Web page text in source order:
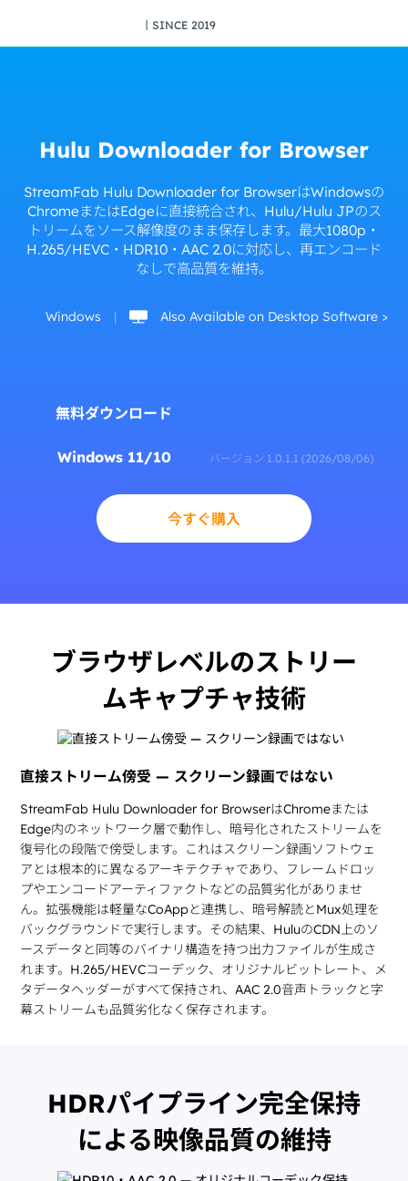
丨SINCE 2019
Hulu Downloader for Browser
StreamFab Hulu Downloader for BrowserはWindowsの
ChromeまたはEdgeに直接統合され、Hulu/Hulu JPのス
トリームをソース解像度のまま保存します。最大1080p・
H.265/HEVC・HDR10・AAC 2.0に対応し、再エンコード
なしで高品質を維持。
Windows | Also Available on Desktop Software >
無料ダウンロード
Windows 11/10 バージョン 1.0.1.1 (2026/08/06)
今すぐ購入
ブラウザレベルのストリー
ムキャプチャ技術
直接ストリーム傍受 — スクリーン録画ではない
StreamFab Hulu Downloader for BrowserはChromeまたは
Edge内のネットワーク層で動作し、暗号化されたストリームを
復号化の段階で傍受します。これはスクリーン録画ソフトウェ
アとは根本的に異なるアーキテクチャであり、フレームドロッ
プやエンコードアーティファクトなどの品質劣化がありませ
ん。拡張機能は軽量なCoAppと連携し、暗号解読とMux処理を
バックグラウンドで実行します。その結果、HuluのCDN上のソ
ースデータと同等のバイナリ構造を持つ出力ファイルが生成さ
れます。H.265/HEVCコーデック、オリジナルビットレート、メ
タデータヘッダーがすべて保持され、AAC 2.0音声トラックと字
幕ストリームも品質劣化なく保存されます。
HDRパイプライン完全保持
による映像品質の維持